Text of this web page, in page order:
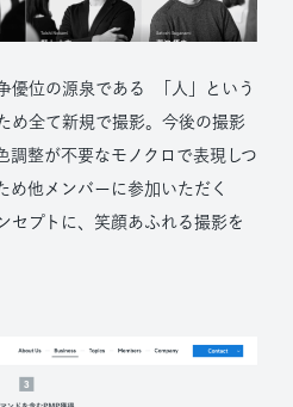
優位の源泉である 「人」という
め全て新規で撮影。今後の撮影
調整が不要なモノクロで表現しつ
め他メンバーに参加いただく
セプトに、笑顔あふれる撮影を